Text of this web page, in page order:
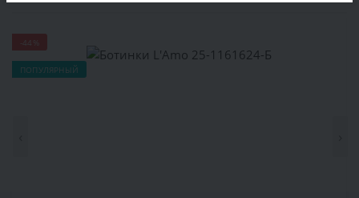
ПОПУЛЯРНЫЙ